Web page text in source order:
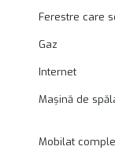
Ferestre care
Gaz
Internet
Mașină de
Mobilat